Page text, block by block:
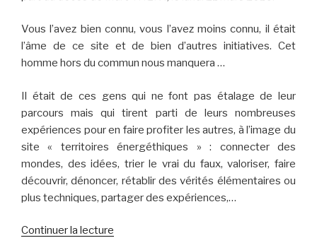
Vous l’avez bien connu, vous l’avez moins connu, il était
l’âme de ce site et de bien d’autres initiatives. Cet
homme hors du commun nous manquera …
Il était de ces gens qui ne font pas étalage de leur
parcours mais qui tirent parti de leurs nombreuses
expériences pour en faire profiter les autres, à l’image du
site « territoires énergéthiques » : connecter des
mondes, des idées, trier le vrai du faux, valoriser, faire
découvrir, dénoncer, rétablir des vérités élémentaires ou
plus techniques, partager des expériences,…
Continuer la lecture